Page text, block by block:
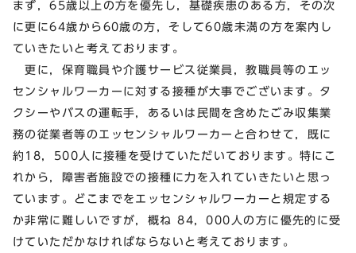
まず，65歳以上の方を優先し，基礎疾患のある方，その次
に更に64歳から60歳の方，そして60歳未満の方を案内し
ていきたいと考えております。
更に，保育職員や介護サービス従業員，教職員等のエッ
センシャルワーカーに対する接種が大事でございます。タ
クシーやバスの運転手，あるいは民間を含めたごみ収集業
務の従業者等のエッセンシャルワーカーと合わせて，既に
約18，500人に接種を受けていただいております。特にこ
れから，障害者施設での接種に力を入れていきたいと思っ
ています。どこまでをエッセンシャルワーカーと規定する
か非常に難しいですが，概ね 84，000人の方に優先的に受
けていただかなければならないと考えております。